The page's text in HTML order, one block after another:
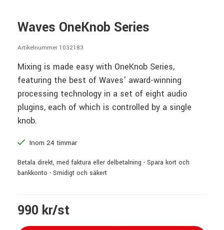
Waves OneKnob Series
Artikelnummer 1032183
Mixing is made easy with OneKnob Series,
featuring the best of Waves' award-winning
processing technology in a set of eight audio
plugins, each of which is controlled by a single
knob.
Inom 24 timmar
Betala direkt, med faktura eller delbetalning - Spara kort och
bankkonto - Smidigt och säkert
990 kr/st